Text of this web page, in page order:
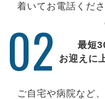
着いてお電話くださ
02
最短
お迎えに
ご自宅や病院など